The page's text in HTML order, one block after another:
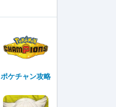
ポケチャン攻略